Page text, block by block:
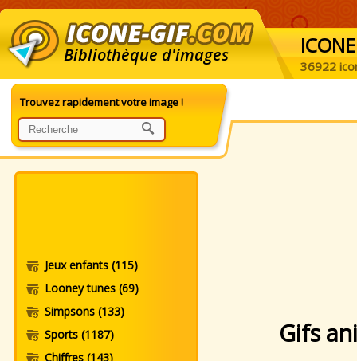
Bibliothèque d'images ICONE
36922
Trouvez rapidement votre image !
Jeux enfants (115)
Looney tunes (69)
Simpsons (133)
Sports (1187)
Chiffres (143)
Gifs